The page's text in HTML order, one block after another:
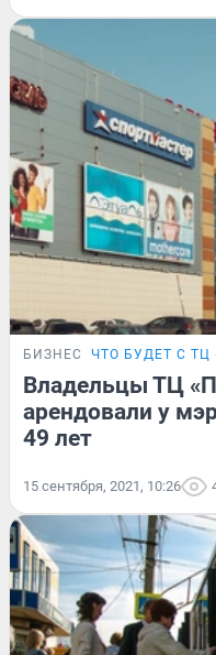
БИЗНЕС ЧТО БУДЕТ С ТЦ
Владельцы ТЦ
арендовали у
49 лет
15 сентября, 2021, 10:26